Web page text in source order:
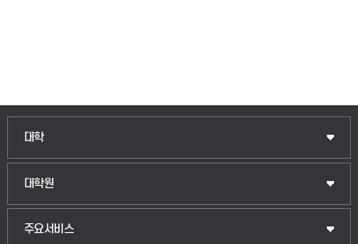
대학
인문융합공공인재학부
법경영학부
대학원
일반대학원
산업대학원
주요서비스
입학안내